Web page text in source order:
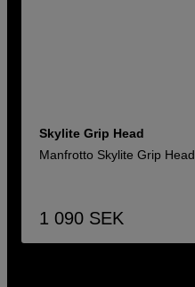
Skylite Grip Head
Manfrotto Skylite Grip Head
1 090 SEK